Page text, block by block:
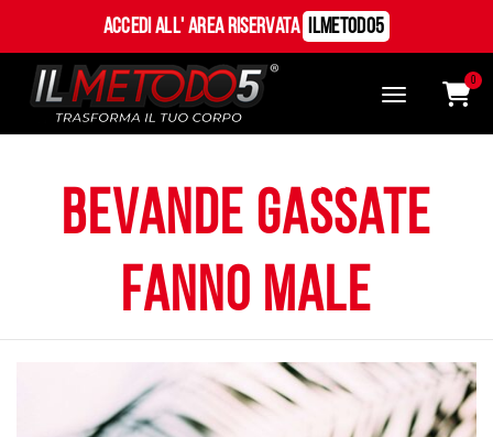
Accedi all' Area Riservata ILMetodo5
0
bevande gassate
fanno male